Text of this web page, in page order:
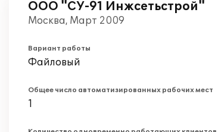
ООО "СУ-91 Инжсетьстрой"
Москва, Март 2009
Вариант работы
Файловый
Общее число автоматизированных рабочих мест
1